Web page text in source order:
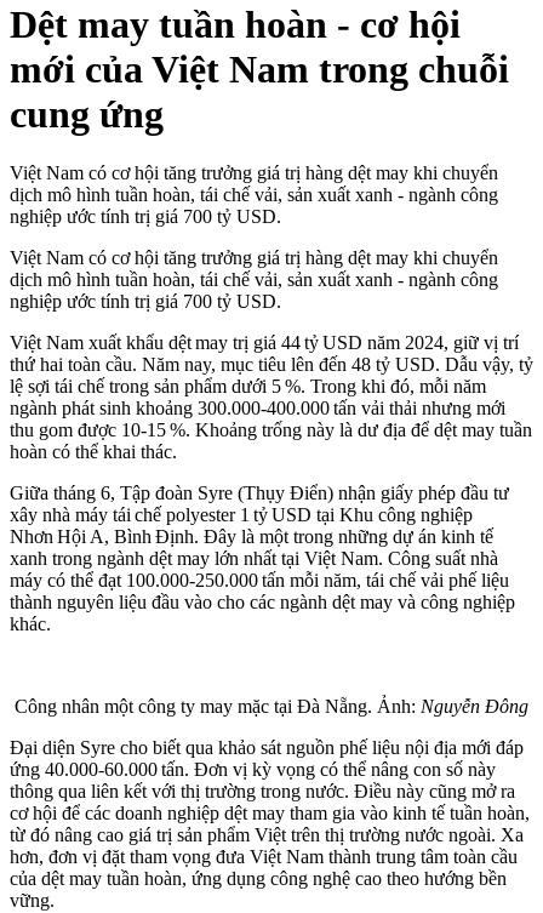
Dệt may tuần hoàn - cơ hội
mới của Việt Nam trong chuỗi
cung ứng
Việt Nam có cơ hội tăng trưởng giá trị hàng dệt may khi chuyển
dịch mô hình tuần hoàn, tái chế vải, sản xuất xanh - ngành công
nghiệp ước tính trị giá 700 tỷ USD.
Việt Nam có cơ hội tăng trưởng giá trị hàng dệt may khi chuyển
dịch mô hình tuần hoàn, tái chế vải, sản xuất xanh - ngành công
nghiệp ước tính trị giá 700 tỷ USD.
Việt Nam xuất khẩu dệt may trị giá 44 tỷ USD năm 2024, giữ vị trí
thứ hai toàn cầu. Năm nay, mục tiêu lên đến 48 tỷ USD. Dẫu vậy, tỷ
lệ sợi tái chế trong sản phẩm dưới 5 %. Trong khi đó, mỗi năm
ngành phát sinh khoảng 300.000‑400.000 tấn vải thải nhưng mới
thu gom được 10‑15 %. Khoảng trống này là dư địa để dệt may tuần
hoàn có thể khai thác.
Giữa tháng 6, Tập đoàn Syre (Thụy Điển) nhận giấy phép đầu tư
xây nhà máy tái chế polyester 1 tỷ USD tại Khu công nghiệp
Nhơn Hội A, Bình Định. Đây là một trong những dự án kinh tế
xanh trong ngành dệt may lớn nhất tại Việt Nam. Công suất nhà
máy có thể đạt 100.000‑250.000 tấn mỗi năm, tái chế vải phế liệu
thành nguyên liệu đầu vào cho các ngành dệt may và công nghiệp
khác.
Công nhân một công ty may mặc tại Đà Nẵng. Ảnh: Nguyễn Đông
Đại diện Syre cho biết qua khảo sát nguồn phế liệu nội địa mới đáp
ứng 40.000‑60.000 tấn. Đơn vị kỳ vọng có thể nâng con số này
thông qua liên kết với thị trường trong nước. Điều này cũng mở ra
cơ hội để các doanh nghiệp dệt may tham gia vào kinh tế tuần hoàn,
từ đó nâng cao giá trị sản phẩm Việt trên thị trường nước ngoài. Xa
hơn, đơn vị đặt tham vọng đưa Việt Nam thành trung tâm toàn cầu
của dệt may tuần hoàn, ứng dụng công nghệ cao theo hướng bền
vững.